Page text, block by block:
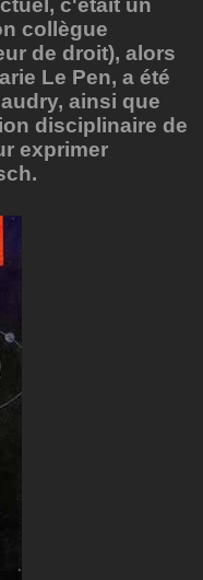
c'était un
collègue
de droit), alors
Le Pen, a été
ainsi que
disciplinaire de
exprimer